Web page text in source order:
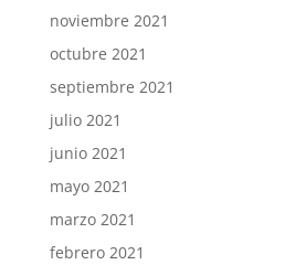
noviembre 2021
octubre 2021
septiembre 2021
julio 2021
junio 2021
mayo 2021
marzo 2021
febrero 2021